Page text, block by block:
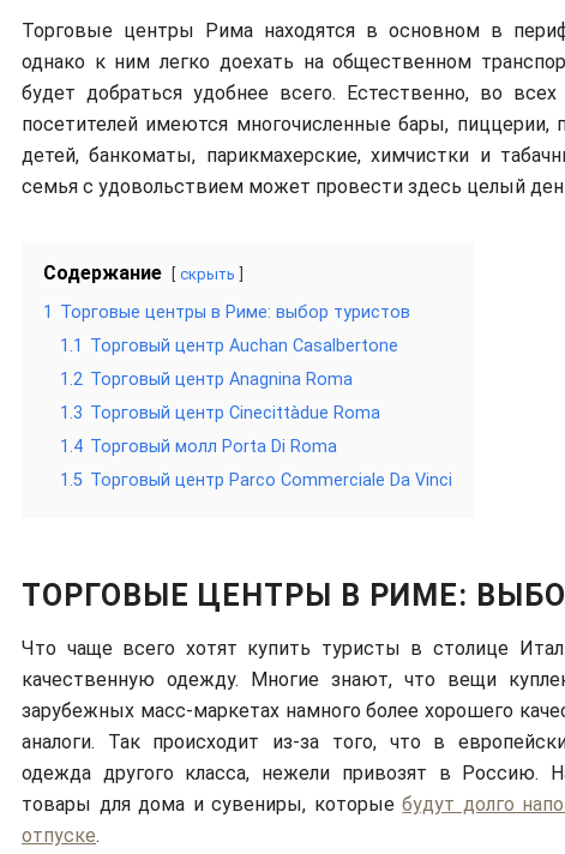
Торговые центры Рима находятся в основном в
однако к ним легко доехать на общественном
будет добраться удобнее всего. Естественно, во
посетителей имеются многочисленные бары, пиццерии,
детей, банкоматы, парикмахерские, химчистки и
семья с удовольствием может провести здесь целый
Содержание скрыть
1 Торговые центры в Риме: выбор туристов
1.1 Торговый центр Auсhan Casalbertone
1.2 Торговый центр Anagnina Roma
1.3 Торговый центр Cinecittàdue Roma
1.4 Торговый молл Porta Di Roma
1.5 Торговый центр Parco Commerciale Da Vinci
ТОРГОВЫЕ ЦЕНТРЫ В РИМЕ:
Что чаще всего хотят купить туристы в столице
качественную одежду. Многие знают, что вещи
зарубежных масс-маркетах намного более хорошего
аналоги. Так происходит из-за того, что в
одежда другого класса, нежели привозят в Россию.
товары для дома и сувениры, которыебудут долго
отпуске.